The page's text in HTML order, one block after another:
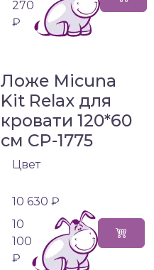
270
₽
Ложе Micuna
Kit Relax для
кровати 120*60
см CP-1775
Цвет
10 630 ₽
10
100
₽